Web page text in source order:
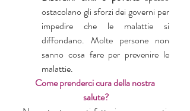
ostacolano gli sforzi dei governi per
impedire che le malattie si
diffondano. Molte persone non
sanno cosa fare per prevenire le
malattie.
Come prenderci cura della nostra
salute?